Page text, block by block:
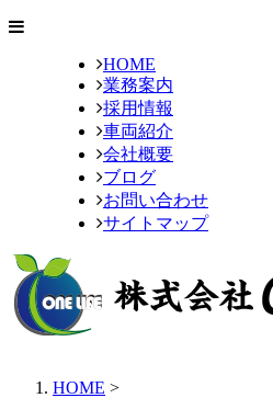
HOME
業務案内
採用情報
車両紹介
会社概要
ブログ
お問い合わせ
サイトマップ
HOME >